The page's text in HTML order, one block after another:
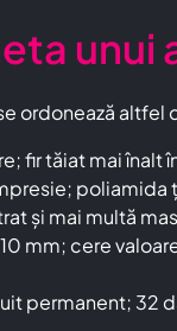
unui
ordonează altfel
fir tăiat mai
și mai multă
mm; cere
permanent; 32